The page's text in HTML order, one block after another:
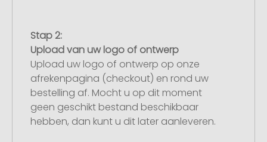
Stap 2:
Upload van uw logo of ontwerp
Upload uw logo of ontwerp op onze
afrekenpagina (checkout) en rond uw
bestelling af. Mocht u op dit moment
geen geschikt bestand beschikbaar
hebben, dan kunt u dit later aanleveren.